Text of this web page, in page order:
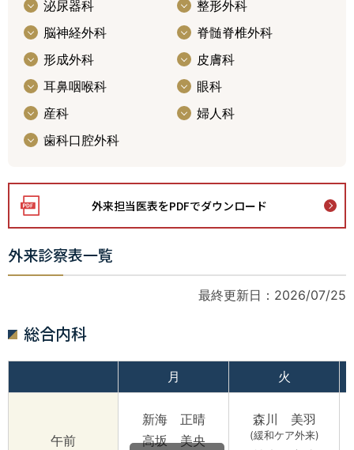
泌尿器科
整形外科
脳神経外科
脊髄脊椎外科
形成外科
皮膚科
耳鼻咽喉科
眼科
産科
婦人科
歯科口腔外科
外来担当医表をPDFでダウンロード
外来診察表一覧
最終更新日：2026/07/25
総合内科
月 火
午前
新海 正晴
高坂 美央
森川 美羽
(緩和ケア外来)